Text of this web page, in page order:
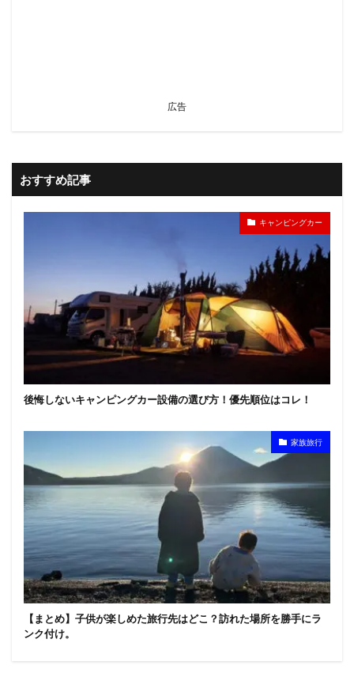
広告
おすすめ記事
キャンピングカー
後悔しないキャンピングカー設備の選び方！優先順位はコレ！
家族旅行
【まとめ】子供が楽しめた旅行先はどこ？訪れた場所を勝手にラ
ンク付け。